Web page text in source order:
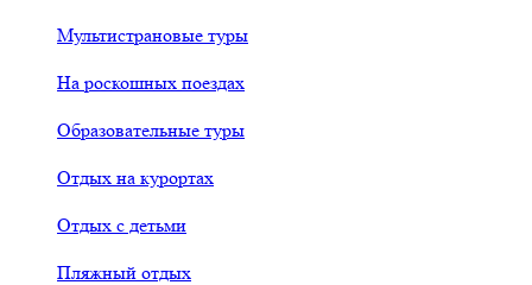
Мультистрановые туры
На роскошных поездах
Образовательные туры
Отдых на курортах
Отдых с детьми
Пляжный отдых